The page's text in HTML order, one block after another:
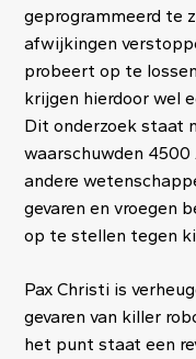
geprogrammeerd te
afwijkingen
probeert op te
krijgen hierdoor wel
Dit onderzoek staat
waarschuwden
andere
gevaren en vroegen
op te stellen tegen
Pax Christi is
gevaren van killer
het punt staat een